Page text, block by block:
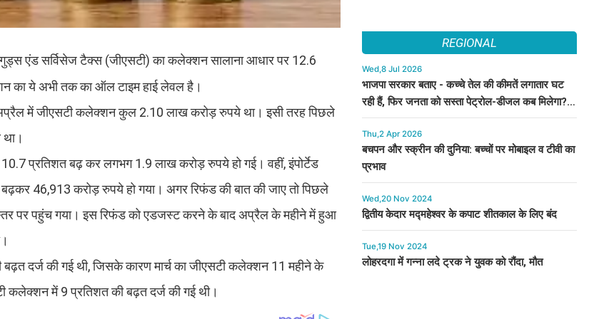
सर्विसेज टैक्स (जीएसटी) का कलेक्शन सालाना आधार पर 12.6
का ये अभी तक का ऑल टाइम हाई लेवल है।
में जीएसटी कलेक्शन कुल 2.10 लाख करोड़ रुपये था। इसी तरह पिछले
प्रतिशत बढ़ कर लगभग 1.9 लाख करोड़ रुपये हो गई। वहीं, इंपोर्टेड
46,913 करोड़ रुपये हो गया। अगर रिफंड की बात की जाए तो पिछले
पर पहुंच गया। इस रिफंड को एडजस्ट करने के बाद अप्रैल के महीने में हुआ
दर्ज की गई थी, जिसके कारण मार्च का जीएसटी कलेक्शन 11 महीने के
कलेक्शन में 9 प्रतिशत की बढ़त दर्ज की गई थी।
REGIONAL
Wed,8 Jul 2026
भाजपा सरकार बताए - कच्चे तेल की कीमतें लगातार घट
रही हैं, फिर जनता को सस्ता पेट्रोल-डीजल कब मिलेगा? :
कुमारी सैलजा
Thu,2 Apr 2026
बचपन और स्क्रीन की दुनिया: बच्चों पर मोबाइल व टीवी का
प्रभाव
Wed,20 Nov 2024
द्वितीय केदार मद्महेश्वर के कपाट शीतकाल के लिए बंद
Tue,19 Nov 2024
लोहरदगा में गन्ना लदे ट्रक ने युवक को रौंदा, मौत